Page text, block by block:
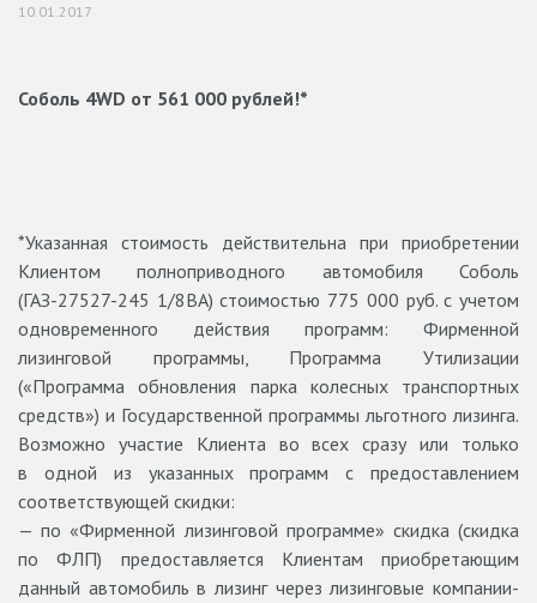
10.01.2017
Соболь 4WD от 561 000 рублей!*
*Указанная стоимость действительна при приобретении
Клиентом полноприводного автомобиля Соболь
(ГАЗ-27527-245 1/8ВА) стоимостью 775 000 руб. с учетом
одновременного действия программ: Фирменной
лизинговой программы, Программа Утилизации
(«Программа обновления парка колесных транспортных
средств») и Государственной программы льготного лизинга.
Возможно участие Клиента во всех сразу или только
в одной из указанных программ с предоставлением
соответствующей скидки:
— по «Фирменной лизинговой программе» скидка (скидка
по ФЛП) предоставляется Клиентам приобретающим
данный автомобиль в лизинг через лизинговые компании-